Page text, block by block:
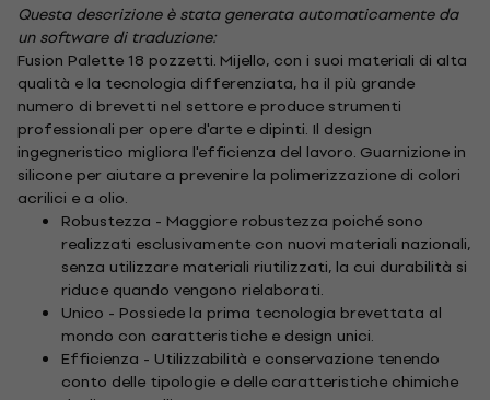
Questa descrizione è stata generata automaticamente da
un software di traduzione:
Fusion Palette 18 pozzetti. Mijello, con i suoi materiali di alta
qualità e la tecnologia differenziata, ha il più grande
numero di brevetti nel settore e produce strumenti
professionali per opere d'arte e dipinti. Il design
ingegneristico migliora l'efficienza del lavoro. Guarnizione in
silicone per aiutare a prevenire la polimerizzazione di colori
acrilici e a olio.
Robustezza - Maggiore robustezza poiché sono
realizzati esclusivamente con nuovi materiali nazionali,
senza utilizzare materiali riutilizzati, la cui durabilità si
riduce quando vengono rielaborati.
Unico - Possiede la prima tecnologia brevettata al
mondo con caratteristiche e design unici.
Efficienza - Utilizzabilità e conservazione tenendo
conto delle tipologie e delle caratteristiche chimiche